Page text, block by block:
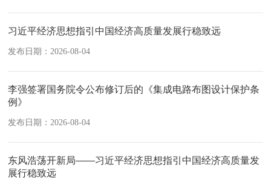
习近平经济思想指引中国经济高质量发展行稳致远
发布日期：2026-08-04
李强签署国务院令公布修订后的《集成电路布图设计保护条
例》
发布日期：2026-08-04
东风浩荡开新局——习近平经济思想指引中国经济高质量发
展行稳致远